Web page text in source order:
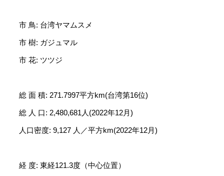
市 鳥: 台湾ヤマムスメ
市 樹: ガジュマル
市 花: ツツジ
総 面 積: 271.7997平方km(台湾第16位)
総 人 口: 2,480,681人(2022年12月)
人口密度: 9,127 人／平方km(2022年12月)
経 度: 東経121.3度（中心位置）